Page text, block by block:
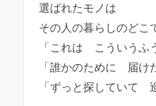
選ばれたモノは
その人の暮らしのどこ
「これは こういうふ
「誰かのために 届け
「ずっと探していて